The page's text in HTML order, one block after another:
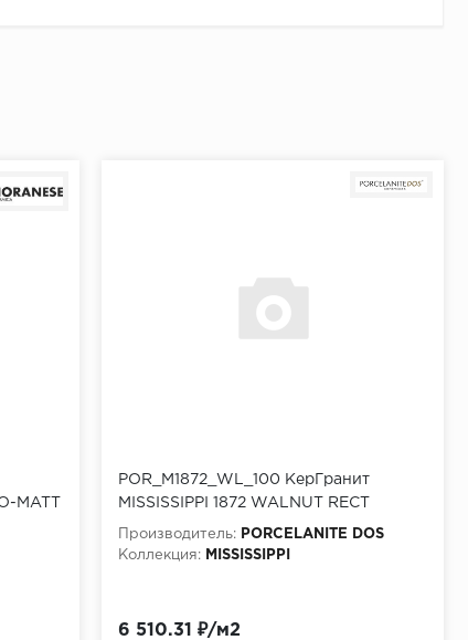
MATT
POR_M1872_WL_100 КерГранит
MISSISSIPPI 1872 WALNUT RECT
100x100 см
Производитель:
PORCELANITE DOS
Коллекция:
MISSISSIPPI
6 510.31 ₽/м2